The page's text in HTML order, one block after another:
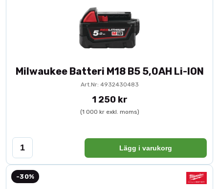
Milwaukee Batteri M18 B5 5,0AH Li-ION
Art.Nr: 4932430483
1 250 kr
(1 000 kr exkl. moms)
Lägg i varukorg
-30%